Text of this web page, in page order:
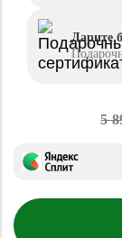
Дарите
5